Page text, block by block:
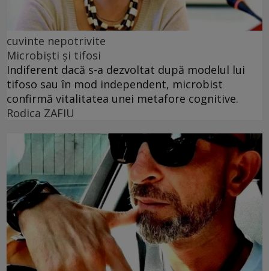
cuvinte nepotrivite
Microbiști și tifosi
Indiferent dacă s-a dezvoltat după modelul lui
tifoso sau în mod independent, microbist
confirmă vitalitatea unei metafore cognitive.
Rodica ZAFIU